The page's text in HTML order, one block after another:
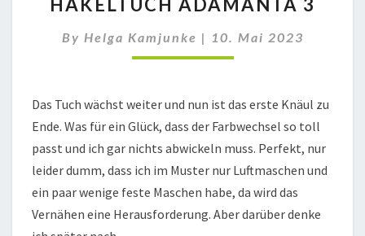
ADAMANTA
By Helga Kamjunke | 10. Mai 2023
Das Tuch wächst weiter und nun ist das erste Knäul zu
Ende. Was für ein Glück, dass der Farbwechsel so toll
passt und ich gar nichts abwickeln muss. Perfekt, nur
leider dumm, dass ich im Muster nur Luftmaschen und
ein paar wenige feste Maschen habe, da wird das
Vernähen eine Herausforderung. Aber darüber denke